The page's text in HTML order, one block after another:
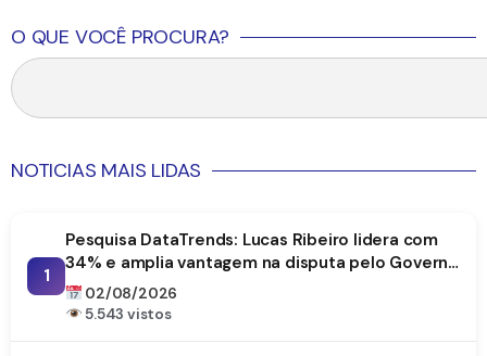
O QUE VOCÊ PROCURA?
NOTICIAS MAIS LIDAS
1
Pesquisa DataTrends: Lucas Ribeiro lidera com
34% e amplia vantagem na disputa pelo Governo
da Paraíba
02/08/2026
5.543 vistos